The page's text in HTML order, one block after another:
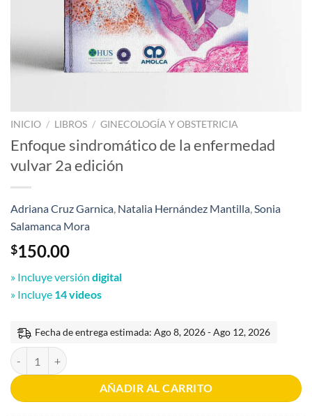
INICIO / LIBROS / GINECOLOGÍA Y OBSTETRICIA
Enfoque sindromático de la enfermedad
vulvar 2a edición
Adriana Cruz Garnica, Natalia Hernández Mantilla,Sonia
Salamanca Mora
$150.00
» Incluye versión digital
» Incluye 14 videos
Fecha de entrega estimada: Ago 8, 2026 - Ago 12, 2026
Enfoque sindromático de la enfermedad vulvar 2a edición cantidad
AÑADIR AL CARRITO